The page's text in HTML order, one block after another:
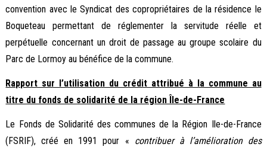
convention avec le Syndicat des copropriétaires de la résidence le
Boqueteau permettant de réglementer la servitude réelle et
perpétuelle concernant un droit de passage au groupe scolaire du
Parc de Lormoy au bénéfice de la commune.
Rapport sur l’utilisation du crédit attribué à la commune au
titre du fonds de solidarité de la région Île-de-France
Le Fonds de Solidarité des communes de la Région Ile-de-France
(FSRIF), créé en 1991 pour « contribuer à l’amélioration des